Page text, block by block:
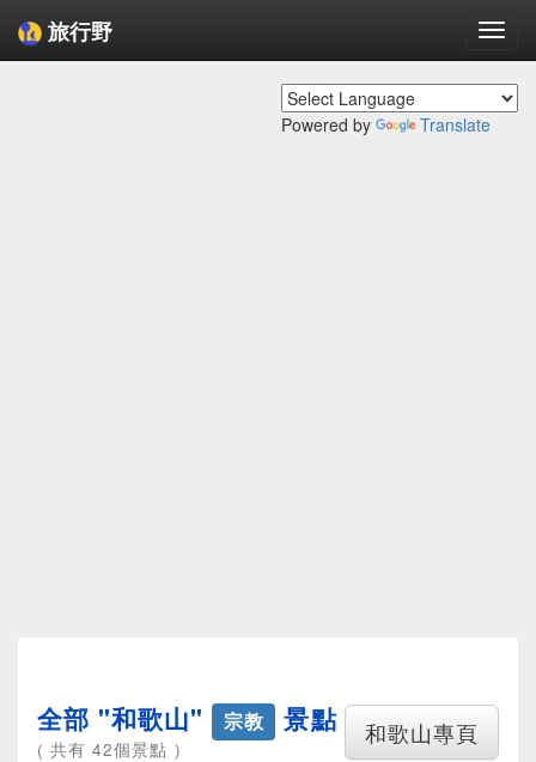
旅行野
Powered by Translate
和歌山專頁
全部 "和歌山" 宗教 景點
( 共有 42個景點 )